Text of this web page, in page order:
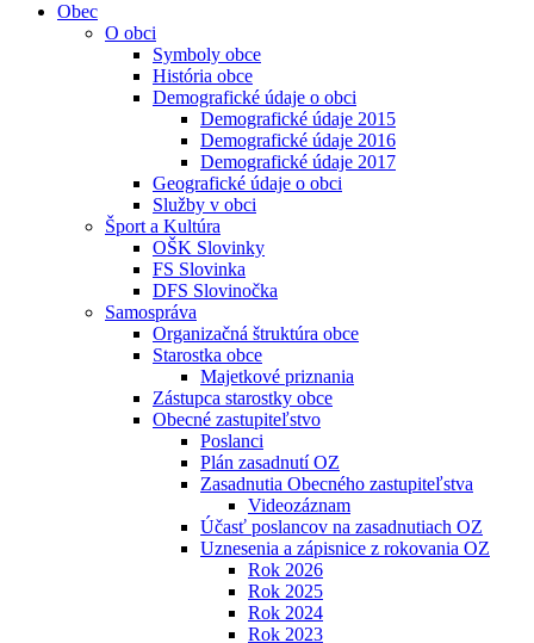
Obec
O obci
Symboly obce
História obce
Demografické údaje o obci
Demografické údaje 2015
Demografické údaje 2016
Demografické údaje 2017
Geografické údaje o obci
Služby v obci
Šport a Kultúra
OŠK Slovinky
FS Slovinka
DFS Slovinočka
Samospráva
Organizačná štruktúra obce
Starostka obce
Majetkové priznania
Zástupca starostky obce
Obecné zastupiteľstvo
Poslanci
Plán zasadnutí OZ
Zasadnutia Obecného zastupiteľstva
Videozáznam
Účasť poslancov na zasadnutiach OZ
Uznesenia a zápisnice z rokovania OZ
Rok 2026
Rok 2025
Rok 2024
Rok 2023